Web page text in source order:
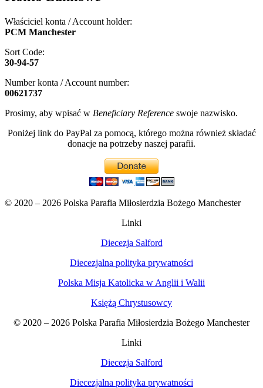
Właściciel konta / Account holder:
PCM Manchester
Sort Code:
30-94-57
Number konta / Account number:
00621737
Prosimy, aby wpisać w Beneficiary Reference swoje nazwisko.
Poniżej link do PayPal za pomocą, którego można również składać
donacje na potrzeby naszej parafii.
© 2020 – 2026 Polska Parafia Miłosierdzia Bożego Manchester
Linki
Diecezja Salford
Diecezjalna polityka prywatności
Polska Misja Katolicka w Anglii i Walii
Księżą Chrystusowcy
© 2020 – 2026 Polska Parafia Miłosierdzia Bożego Manchester
Linki
Diecezja Salford
Diecezjalna polityka prywatności